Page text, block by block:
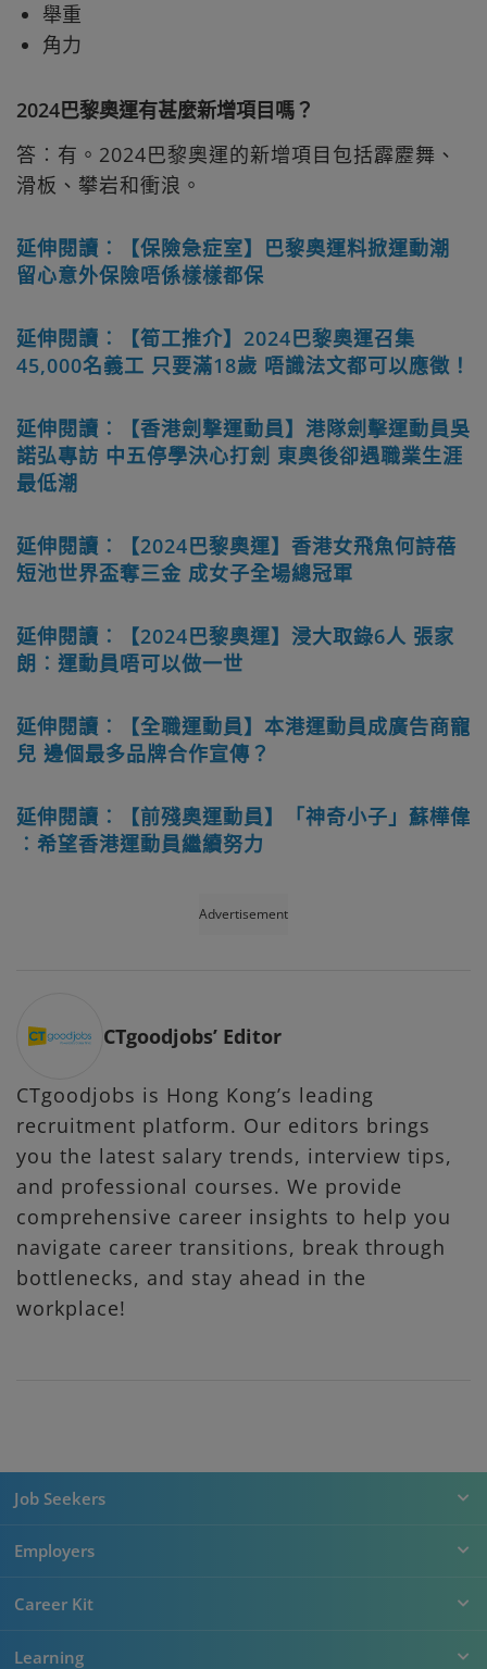
舉重
角力
2024巴黎奧運有甚麼新增項目嗎？
答︰有。2024巴黎奧運的新增項目包括霹靂舞、
滑板、攀岩和衝浪。
延伸閱讀︰【保險急症室】巴黎奧運料掀運動潮
留心意外保險唔係樣樣都保
延伸閱讀︰【筍工推介】2024巴黎奧運召集
45,000名義工 只要滿18歲 唔識法文都可以應徵！
延伸閱讀︰【香港劍撃運動員】港隊劍擊運動員吳
諾弘專訪 中五停學決心打劍 東奧後卻遇職業生涯
最低潮
延伸閱讀︰【2024巴黎奧運】香港女飛魚何詩蓓
短池世界盃奪三金 成女子全場總冠軍
延伸閱讀︰【2024巴黎奧運】浸大取錄6人 張家
朗︰運動員唔可以做一世
延伸閱讀︰【全職運動員】本港運動員成廣告商寵
兒 邊個最多品牌合作宣傳？
延伸閱讀︰【前殘奧運動員】「神奇小子」蘇樺偉
︰希望香港運動員繼續努力
Advertisement
CTgoodjobs’ Editor
CTgoodjobs is Hong Kong’s leading
recruitment platform. Our editors brings
you the latest salary trends, interview tips,
and professional courses. We provide
comprehensive career insights to help you
navigate career transitions, break through
bottlenecks, and stay ahead in the
workplace!
Job Seekers
Employers
Career Kit
Learning